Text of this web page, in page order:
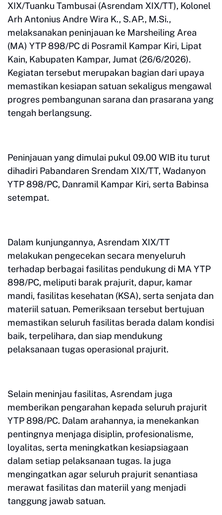
XIX/Tuanku Tambusai (Asrendam XIX/TT), Kolonel
Arh Antonius Andre Wira K., S.AP., M.Si.,
melaksanakan peninjauan ke Marsheiling Area
(MA) YTP 898/PC di Posramil Kampar Kiri, Lipat
Kain, Kabupaten Kampar, Jumat (26/6/2026).
Kegiatan tersebut merupakan bagian dari upaya
memastikan kesiapan satuan sekaligus mengawal
progres pembangunan sarana dan prasarana yang
tengah berlangsung.
Peninjauan yang dimulai pukul 09.00 WIB itu turut
dihadiri Pabandaren Srendam XIX/TT, Wadanyon
YTP 898/PC, Danramil Kampar Kiri, serta Babinsa
setempat.
Dalam kunjungannya, Asrendam XIX/TT
melakukan pengecekan secara menyeluruh
terhadap berbagai fasilitas pendukung di MA YTP
898/PC, meliputi barak prajurit, dapur, kamar
mandi, fasilitas kesehatan (KSA), serta senjata dan
materiil satuan. Pemeriksaan tersebut bertujuan
memastikan seluruh fasilitas berada dalam kondisi
baik, terpelihara, dan siap mendukung
pelaksanaan tugas operasional prajurit.
Selain meninjau fasilitas, Asrendam juga
memberikan pengarahan kepada seluruh prajurit
YTP 898/PC. Dalam arahannya, ia menekankan
pentingnya menjaga disiplin, profesionalisme,
loyalitas, serta meningkatkan kesiapsiagaan
dalam setiap pelaksanaan tugas. Ia juga
mengingatkan agar seluruh prajurit senantiasa
merawat fasilitas dan materiil yang menjadi
tanggung jawab satuan.